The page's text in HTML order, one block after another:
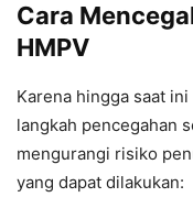
Cara
HMPV
Karena hingga saat
langkah pencegahan
mengurangi risiko
yang dapat dilakukan: